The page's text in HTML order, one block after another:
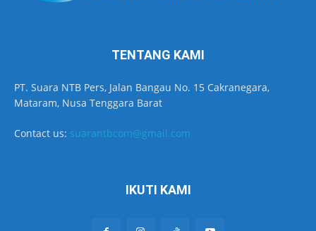
TENTANG KAMI
PT. Suara NTB Pers, Jalan Bangau No. 15 Cakranegara,
Mataram, Nusa Tenggara Barat
Contact us: suarantbcom@gmail.com
IKUTI KAMI